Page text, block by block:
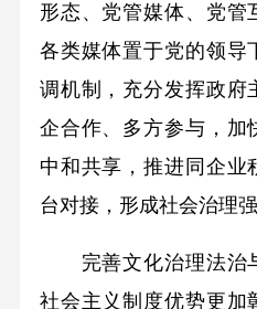
形态、党管媒体、党管
各类媒体置于党的领导
调机制，充分发挥政府
企合作、多方参与，加
中和共享，推进同企业
台对接，形成社会治理强
完善文化治理法治
社会主义制度优势更加